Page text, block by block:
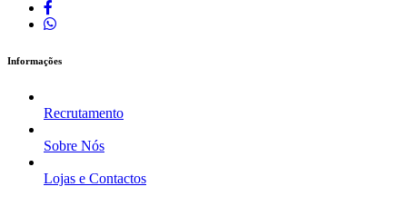
Informações
Recrutamento
Sobre Nós
Lojas e Contactos